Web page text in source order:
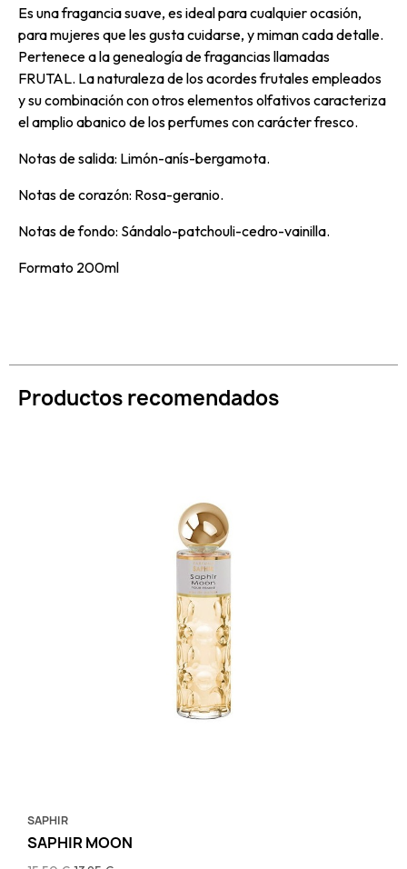
Es una fragancia suave, es ideal para cualquier ocasión,
para mujeres que les gusta cuidarse, y miman cada detalle.
Pertenece a la genealogía de fragancias llamadas
FRUTAL. La naturaleza de los acordes frutales empleados
y su combinación con otros elementos olfativos caracteriza
el amplio abanico de los perfumes con carácter fresco.
Notas de salida: Limón-anís-bergamota.
Notas de corazón: Rosa-geranio.
Notas de fondo: Sándalo-patchouli-cedro-vainilla.
Formato 200ml
Productos recomendados
SAPHIR
SAPHIR MOON